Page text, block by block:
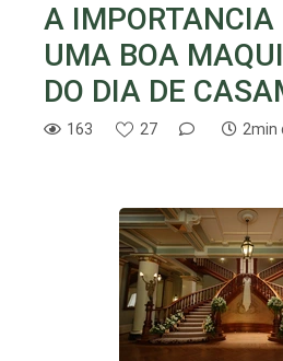
A IMPORTANCIA
UMA BOA
DO DIA DE
163 27 2min